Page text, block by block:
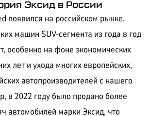
Эксид в России
появился на российском рынке.
машин SUV-сегмента из года в год
особенно на фоне экономических
лет и ухода многих европейских,
автопроизводителей с нашего
в 2022 году было продано более
автомобилей марки Эксид, что